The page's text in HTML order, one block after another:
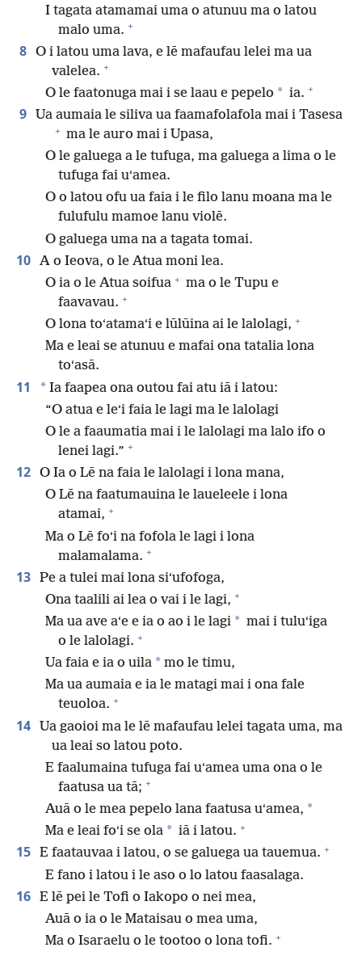
I tagata atamamai uma o atunuu ma o latou
malo uma. +
8 O i latou uma lava, e lē mafaufau lelei ma ua
valelea. +
O le faatonuga mai i se laau e pepelo * ia. +
9 Ua aumaia le siliva ua faamafolafola mai i Tasesa
+ ma le auro mai i Upasa,
O le galuega a le tufuga, ma galuega a lima o le
tufuga fai uʻamea.
O o latou ofu ua faia i le filo lanu moana ma le
fulufulu mamoe lanu violē.
O galuega uma na a tagata tomai.
10 A o Ieova, o le Atua moni lea.
O ia o le Atua soifua + ma o le Tupu e
faavavau. +
O lona toʻatamaʻi e lūlūina ai le lalolagi, +
Ma e leai se atunuu e mafai ona tatalia lona
toʻasā.
11 * Ia faapea ona outou fai atu iā i latou:
“O atua e leʻi faia le lagi ma le lalolagi
O le a faaumatia mai i le lalolagi ma lalo ifo o
lenei lagi.” +
12 O Ia o Lē na faia le lalolagi i lona mana,
O Lē na faatumauina le laueleele i lona
atamai, +
Ma o Lē foʻi na fofola le lagi i lona
malamalama. +
13 Pe a tulei mai lona siʻufofoga,
Ona taalili ai lea o vai i le lagi, +
Ma ua ave aʻe e ia o ao i le lagi * mai i tuluʻiga
o le lalolagi. +
Ua faia e ia o uila * mo le timu,
Ma ua aumaia e ia le matagi mai i ona fale
teuoloa. +
14 Ua gaoioi ma le lē mafaufau lelei tagata uma, ma
ua leai so latou poto.
E faalumaina tufuga fai uʻamea uma ona o le
faatusa ua tā; +
Auā o le mea pepelo lana faatusa uʻamea, *
Ma e leai foʻi se ola * iā i latou. +
15 E faatauvaa i latou, o se galuega ua tauemua. +
E fano i latou i le aso o lo latou faasalaga.
16 E lē pei le Tofi o Iakopo o nei mea,
Auā o ia o le Mataisau o mea uma,
Ma o Isaraelu o le tootoo o lona tofi. +